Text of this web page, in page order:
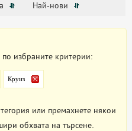
Най-нови
избраните критерии:
Круиз
или премахнете някои
обхвата на търсене.